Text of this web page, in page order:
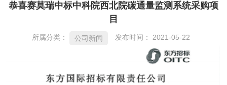
恭喜赛莫瑞中标中科院西北院碳通量监测系统采购项
目
所属分类： 公司新闻 发布时间： 2021-05-22